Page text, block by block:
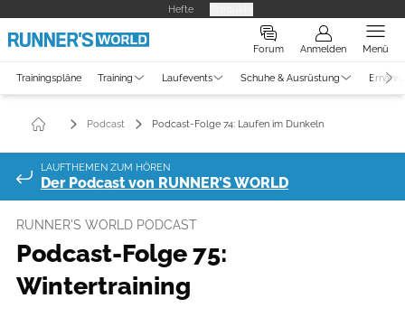
Hefte
Forum Anmelden Menü
Trainingspläne Training Laufevents Schuhe & Ausrüstung
Podcast Podcast-Folge 74: Laufen im Dunkeln
LAUFTHEMEN ZUM HÖREN
Der Podcast von RUNNER’S WORLD
RUNNER'S WORLD PODCAST
Podcast-Folge 75:
Wintertraining